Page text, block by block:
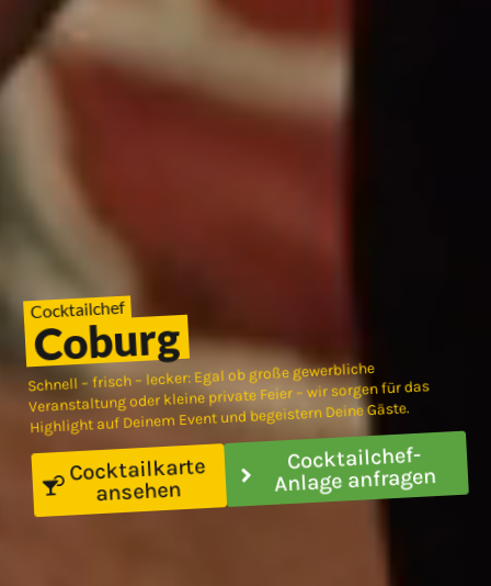
Cocktailchef
Coburg
Schnell – frisch – lecker: Egal ob große gewerbliche
Veranstaltung oder kleine private Feier – wir sorgen für das
Highlight auf Deinem Event und begeistern Deine Gäste.
Cocktailkarte
ansehen
Cocktailchef-
Anlage anfragen